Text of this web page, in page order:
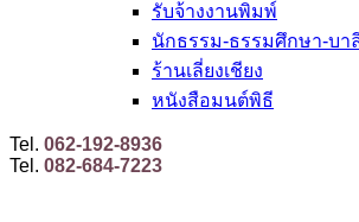
รับจ้างงานพิมพ์
นักธรรม-ธรรมศึกษา-บา
ร้านเลี่ยงเชียง
หนังสือมนต์พิธี
Tel. 062-192-8936
Tel. 082-684-7223